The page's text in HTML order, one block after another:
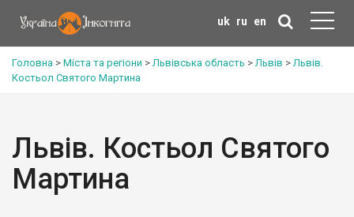
uk ru en
Головна > Міста та регіони >Львівська область >Львів >Львів.
Костьол Святого Мартина
Львів. Костьол Святого
Мартина